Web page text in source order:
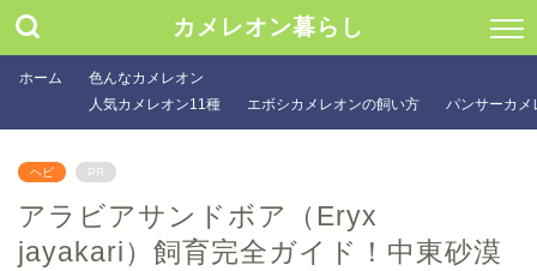
カメレオン暮らし
ホーム
色んなカメレオン
人気カメレオン11種
エボシカメレオンの飼い方 パンサーカメ
ヘビ PR
アラビアサンドボア（Eryx
jayakari）飼育完全ガイド！中東砂漠